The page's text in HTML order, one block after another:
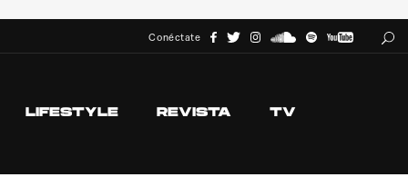
Conéctate
LIFESTYLE REVISTA TV